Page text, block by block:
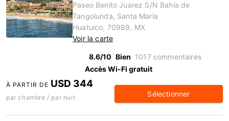
Paseo Benito Juarez S/N Bahía de
Tangolunda, Santa María
Huatulco, 70989, MX
Voir la carte
8.6/10 Bien 1017 commentaires
Accès Wi-Fi gratuit
À PARTIR DE USD 344
par chambre / par nuit Sélectionner